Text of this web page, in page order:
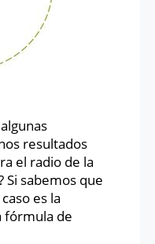
resultados
el radio de la
Si sabemos que
es la
fórmula de